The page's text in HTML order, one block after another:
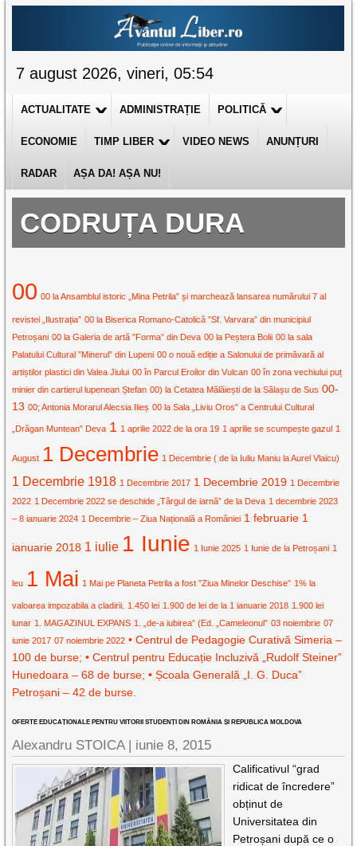
7 august 2026, vineri, 05:54
ACTUALITATE ADMINISTRAȚIE POLITICĂ
ECONOMIE TIMP LIBER VIDEO NEWS ANUNȚURI
RADAR AȘA DA! AȘA NU!
CODRUȚA DURA
00 00 la Ansamblul istoric „Mina Petrila” și marchează lansarea numărului 7 al
revistei „Ilustrația” 00 la Biserica Romano-Catolică ”Sf. Varvara” din municipiul
Petroșani 00 la Galeria de artă ”Forma” din Deva 00 la Peștera Bolii 00 la sala
Palatului Cultural ”Minerul” din Lupeni 00 o nouă ediție a Salonului de primăvară al
artiștilor plastici din Valea Jiului 00 în Parcul Eroilor din Vulcan 00 în zona vechiului puț
minier din cartierul lupenean Ștefan 00) la Cetatea Mălăiești de la Sălașu de Sus 00-
13 00; Antonia Morarul Alecsia Ilieș 00 la Sala „Liviu Oros” a Centrului Cultural
„Drăgan Muntean” Deva 1 1 aprilie 2022 de la ora 19 1 aprilie se scumpește gazul 1
August 1 Decembrie 1 Decembrie ( de la Iuliu Maniu la Aurel Vlaicu)
1 Decembrie 1918 1 Decembrie 2017 1 Decembrie 2019 1 Decembrie
2022 1 Decembrie 2022 se deschide „Târgul de iarnă” de la Deva 1 decembrie 2023
– 8 ianuarie 2024 1 Decembrie – Ziua Națională a României 1 februarie 1
ianuarie 2018 1 iulie 1 Iunie 1 Iunie 2025 1 Iunie de la Petroșani 1
leu 1 Mai 1 Mai pe Planeta Petrila a fost ”Ziua Minelor Deschise” 1% la
valoarea impozabila a cladirii. 1.450 lei 1.900 de lei de la 1 ianuarie 2018 1.900 lei
lunar 1. MAGAZINUL EXPANS 1. „de-a iubirea” (Ed. „Cameleonul” 03 noiembrie 07
iunie 2017 07 noiembrie 2022 • Centrul de Pedagogie Curativă Simeria –
100 de burse; • Centrul pentru Educație Incluzivă „Rudolf Steiner”
Hunedoara – 68 de burse; • Școala Generală „I. G. Duca”
Petroșani – 42 de burse.
OFERTE EDUCAȚIONALE PENTRU VIITORII STUDENȚI DIN ROMÂNIA ȘI REPUBLICA MOLDOVA
Alexandru STOICA | iunie 8, 2015
Calificativul “grad
ridicat de încredere”
obținut de
Universitatea din
Petroșani după ce o